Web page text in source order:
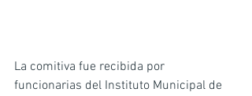
La comitiva fue recibida por
funcionarias del Instituto Municipal de